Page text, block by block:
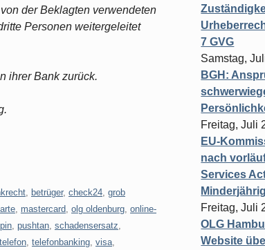
der Beklagten verwendeten
Personen weitergeleitet
ihrer Bank zurück.
betrüger, check24 grob
mastercard olg oldenburg online-
pin pushtan schadensersatz
telefon telefonbanking visa
7 GVG
Samstag,
BGH:
Freitag, Juli
EU-
nach
Services
Freitag, Juli
OLG
Website